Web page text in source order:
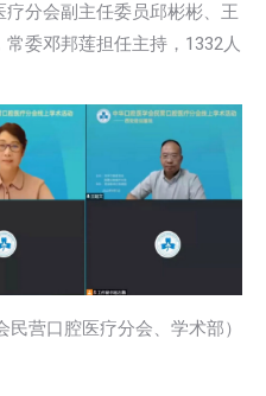
分会副主任委员邱彬彬、王
委邓邦莲担任主持，1332人
民营口腔医疗分会、学术部）